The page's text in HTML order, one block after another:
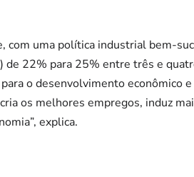
com uma política industrial bem-
22% para 25% entre três e
o desenvolvimento econômico
os melhores empregos, induz
explica.